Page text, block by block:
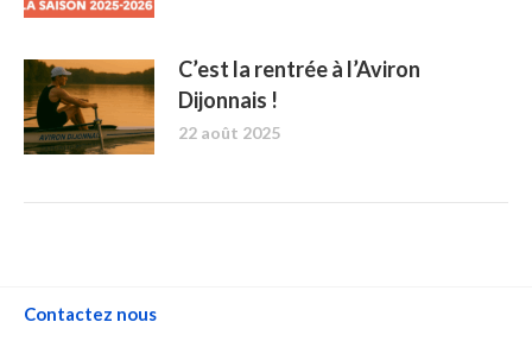
C’est la rentrée à l’Aviron
Dijonnais !
22 août 2025
Contactez nous